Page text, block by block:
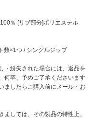
％ [リブ部分]ポリエステル
×1つ / シングルジップ
・紛失された場合には、返品を
何卒、予めご了承くださいます
ましたらご購入前にメール・お
しては、その製品の特性上、